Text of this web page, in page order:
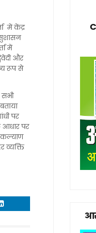
में केंद्र
में
और
रूप से
सभी
पर
पर
कल्याण
व्यक्ति